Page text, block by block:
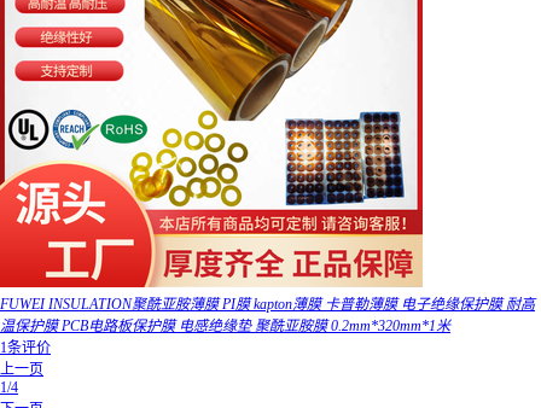
FUWEI INSULATION聚酰亚胺薄膜 PI膜 kapton薄膜 卡普勒薄膜 电子绝缘保护膜 耐高
温保护膜 PCB电路板保护膜 电感绝缘垫 聚酰亚胺膜 0.2mm*320mm*1米
1条评价
上一页
1/4